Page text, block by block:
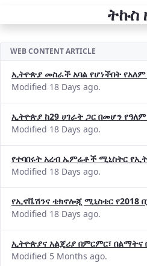
ትኩስ
WEB CONTENT ARTICLE
ኢትዮጵያ መስራች አባል የሆነችበት
Modified 18 Days ago.
ኢትዮጵያ ከ29 ሀገራት ጋር በመሆን
Modified 18 Days ago.
የተባበሩት አረብ ኤምሬቶች ሚኒስትር
Modified 18 Days ago.
የኢኖቬሽንና ቴክኖሎጂ ሚኒስቴር የ2018
Modified 18 Days ago.
ኢትዮጵያና አልጄሪያ በምርምር፣ በልማትና
Modified 5 Months ago.